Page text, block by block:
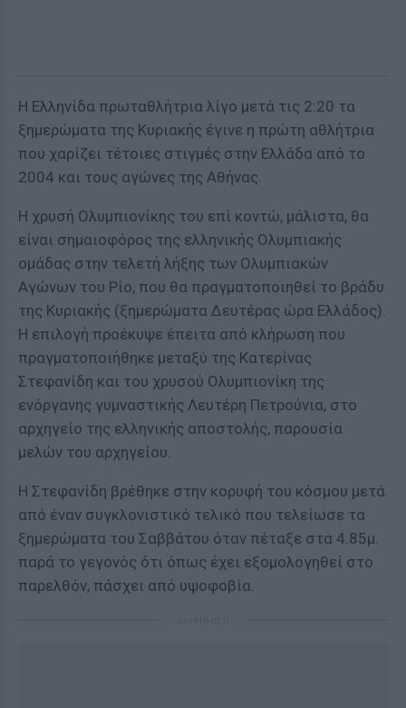
H Ελληνίδα πρωταθλήτρια λίγο μετά τις 2:20 τα
ξημερώματα της Κυριακής έγινε η πρώτη αθλήτρια
που χαρίζει τέτοιες στιγμές στην Ελλάδα από το
2004 και τους αγώνες της Αθήνας.
Η χρυσή Ολυμπιονίκης του επί κοντώ, μάλιστα, θα
είναι σημαιοφόρος της ελληνικής Ολυμπιακής
ομάδας στην τελετή λήξης των Ολυμπιακών
Αγώνων του Ρίο, που θα πραγματοποιηθεί το βράδυ
της Κυριακής (ξημερώματα Δευτέρας ώρα Ελλάδος).
Η επιλογή προέκυψε έπειτα από κλήρωση που
πραγματοποιήθηκε μεταξύ της Κατερίνας
Στεφανίδη και του χρυσού Ολυμπιονίκη της
ενόργανης γυμναστικής Λευτέρη Πετρούνια, στο
αρχηγείο της ελληνικής αποστολής, παρουσία
μελών του αρχηγείου.
Η Στεφανίδη βρέθηκε στην κορυφή του κόσμου μετά
από έναν συγκλονιστικό τελικό που τελείωσε τα
ξημερώματα του Σαββάτου όταν πέταξε στα 4.85μ.
παρά το γεγονός ότι όπως έχει εξομολογηθεί στο
παρελθόν, πάσχει από υψοφοβία.